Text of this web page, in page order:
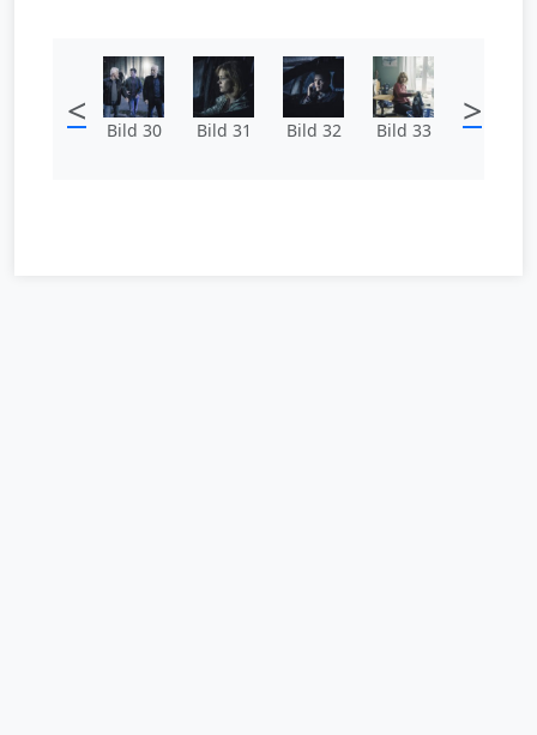
< Bild 30 Bild 31 Bild 32 Bild 33 >